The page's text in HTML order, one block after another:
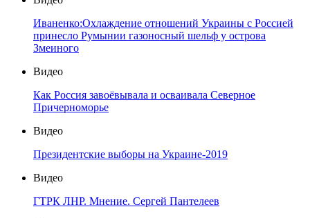
Иваненко:Охлаждение отношений Украины с Россией
принесло Румынии газоносный шельф у острова
Змеиного
Видео
Как Россия завоёвывала и осваивала Северное
Причерноморье
Видео
Президентские выборы на Украине-2019
Видео
ГТРК ЛНР. Мнение. Сергей Пантелеев